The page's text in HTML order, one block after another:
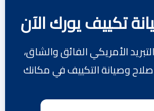
تكييف يورك الآن
الأمريكي الفائق والشاق،
وصيانة التكييف في مكانك